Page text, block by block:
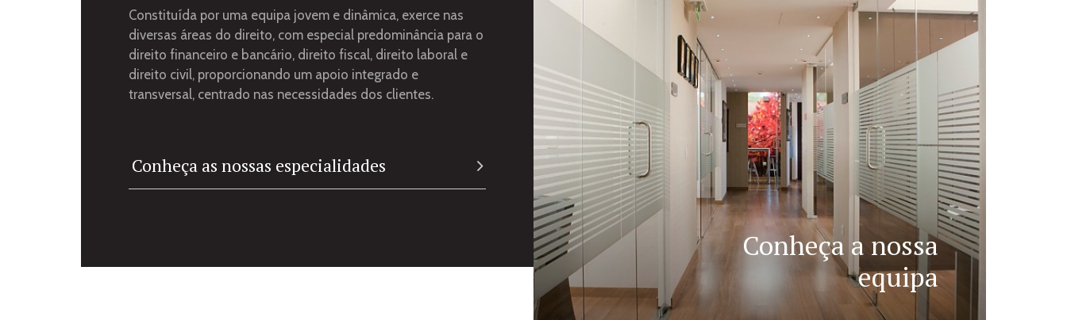
Constituída por uma equipa jovem e dinâmica, exerce nas
diversas áreas do direito, com especial predominância para o
direito financeiro e bancário, direito fiscal, direito laboral e
direito civil, proporcionando um apoio integrado e
transversal, centrado nas necessidades dos clientes.
Conheça as nossas especialidades
Conheça a nossa
equipa